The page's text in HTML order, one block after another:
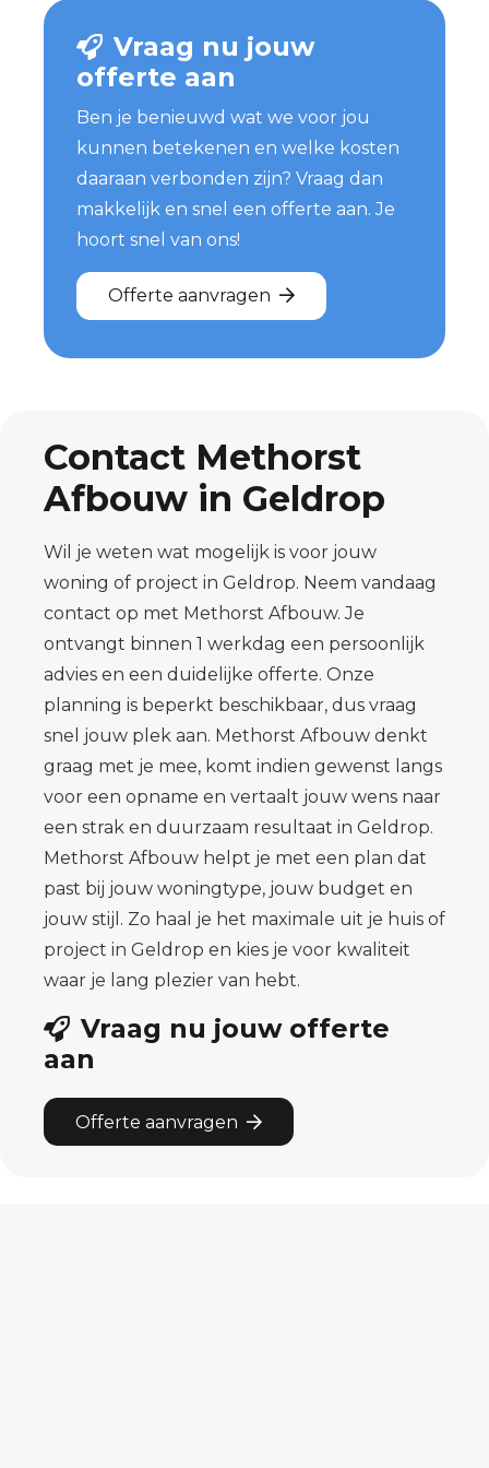
Vraag nu jouw
offerte aan
Ben je benieuwd wat we voor jou
kunnen betekenen en welke kosten
daaraan verbonden zijn? Vraag dan
makkelijk en snel een offerte aan. Je
hoort snel van ons!
Offerte aanvragen
Contact Methorst
Afbouw in Geldrop
Wil je weten wat mogelijk is voor jouw
woning of project in Geldrop. Neem vandaag
contact op met Methorst Afbouw. Je
ontvangt binnen 1 werkdag een persoonlijk
advies en een duidelijke offerte. Onze
planning is beperkt beschikbaar, dus vraag
snel jouw plek aan. Methorst Afbouw denkt
graag met je mee, komt indien gewenst langs
voor een opname en vertaalt jouw wens naar
een strak en duurzaam resultaat in Geldrop.
Methorst Afbouw helpt je met een plan dat
past bij jouw woningtype, jouw budget en
jouw stijl. Zo haal je het maximale uit je huis of
project in Geldrop en kies je voor kwaliteit
waar je lang plezier van hebt.
Vraag nu jouw offerte
aan
Offerte aanvragen